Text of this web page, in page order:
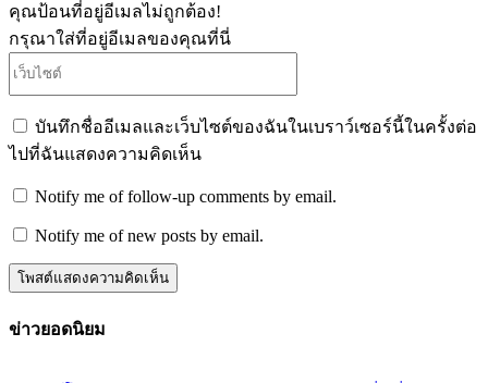
คุณป้อนที่อยู่อีเมลไม่ถูกต้อง!
กรุณาใส่ที่อยู่อีเมลของคุณที่นี่
บันทึกชื่ออีเมลและเว็บไซต์ของฉันในเบราว์เซอร์นี้ในครั้งต่อ
ไปที่ฉันแสดงความคิดเห็น
Notify me of follow-up comments by email.
Notify me of new posts by email.